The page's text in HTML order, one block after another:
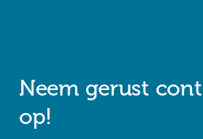
Neem gerust
op!